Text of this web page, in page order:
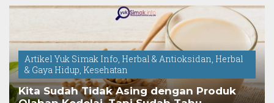
Artikel Yuk Simak Info, Herbal & Antioksidan, Herbal
& Gaya Hidup, Kesehatan
Kita Sudah Tidak Asing dengan Produk